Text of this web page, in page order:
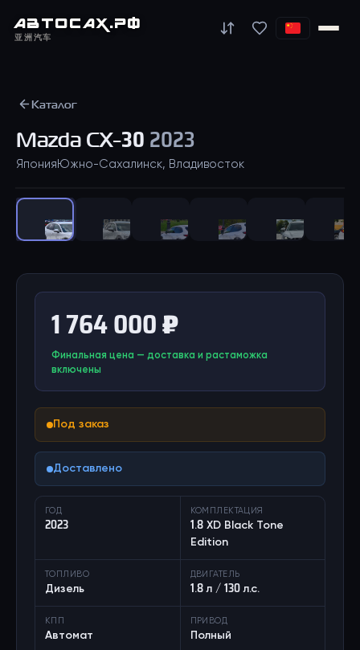
АВТОСАХ.РФ
亚洲汽车
Каталог
MazdaCX-30 2023
Япония Южно-Сахалинск, Владивосток
1 764 000 ₽
Финальная цена — доставка и растаможка
включены
Под заказ
Доставлено
ГОД
2023
КОМПЛЕКТАЦИЯ
1.8 XD Black Tone
Edition
ТОПЛИВО
Дизель
ДВИГАТЕЛЬ
1.8 л / 130 л.с.
КПП
Автомат
ПРИВОД
Полный